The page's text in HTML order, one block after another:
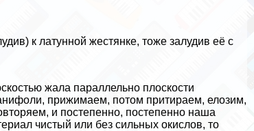
к латунной жестянке, тоже залудив её с
жала параллельно плоскости
прижимаем, потом притираем, елозим,
и постепенно, постепенно наша
чистый или без сильных окислов, то